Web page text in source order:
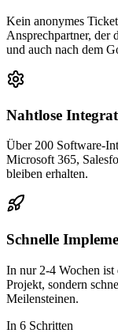
Kein anonymes
Ansprechpartner, der
und auch nach dem
Nahtlose
Über 200 Software-
Microsoft 365,
bleiben erhalten.
Schnelle
In nur 2-4 Wochen
Projekt, sondern
Meilensteinen.
In 6 Schritten